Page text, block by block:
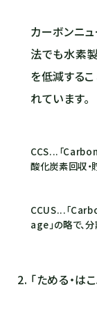
カーボンニ
法でも水素
を低減する
れています。
CCS...「
酸化炭素回収・
CCUS...「
age」の略で、
「ためる・は